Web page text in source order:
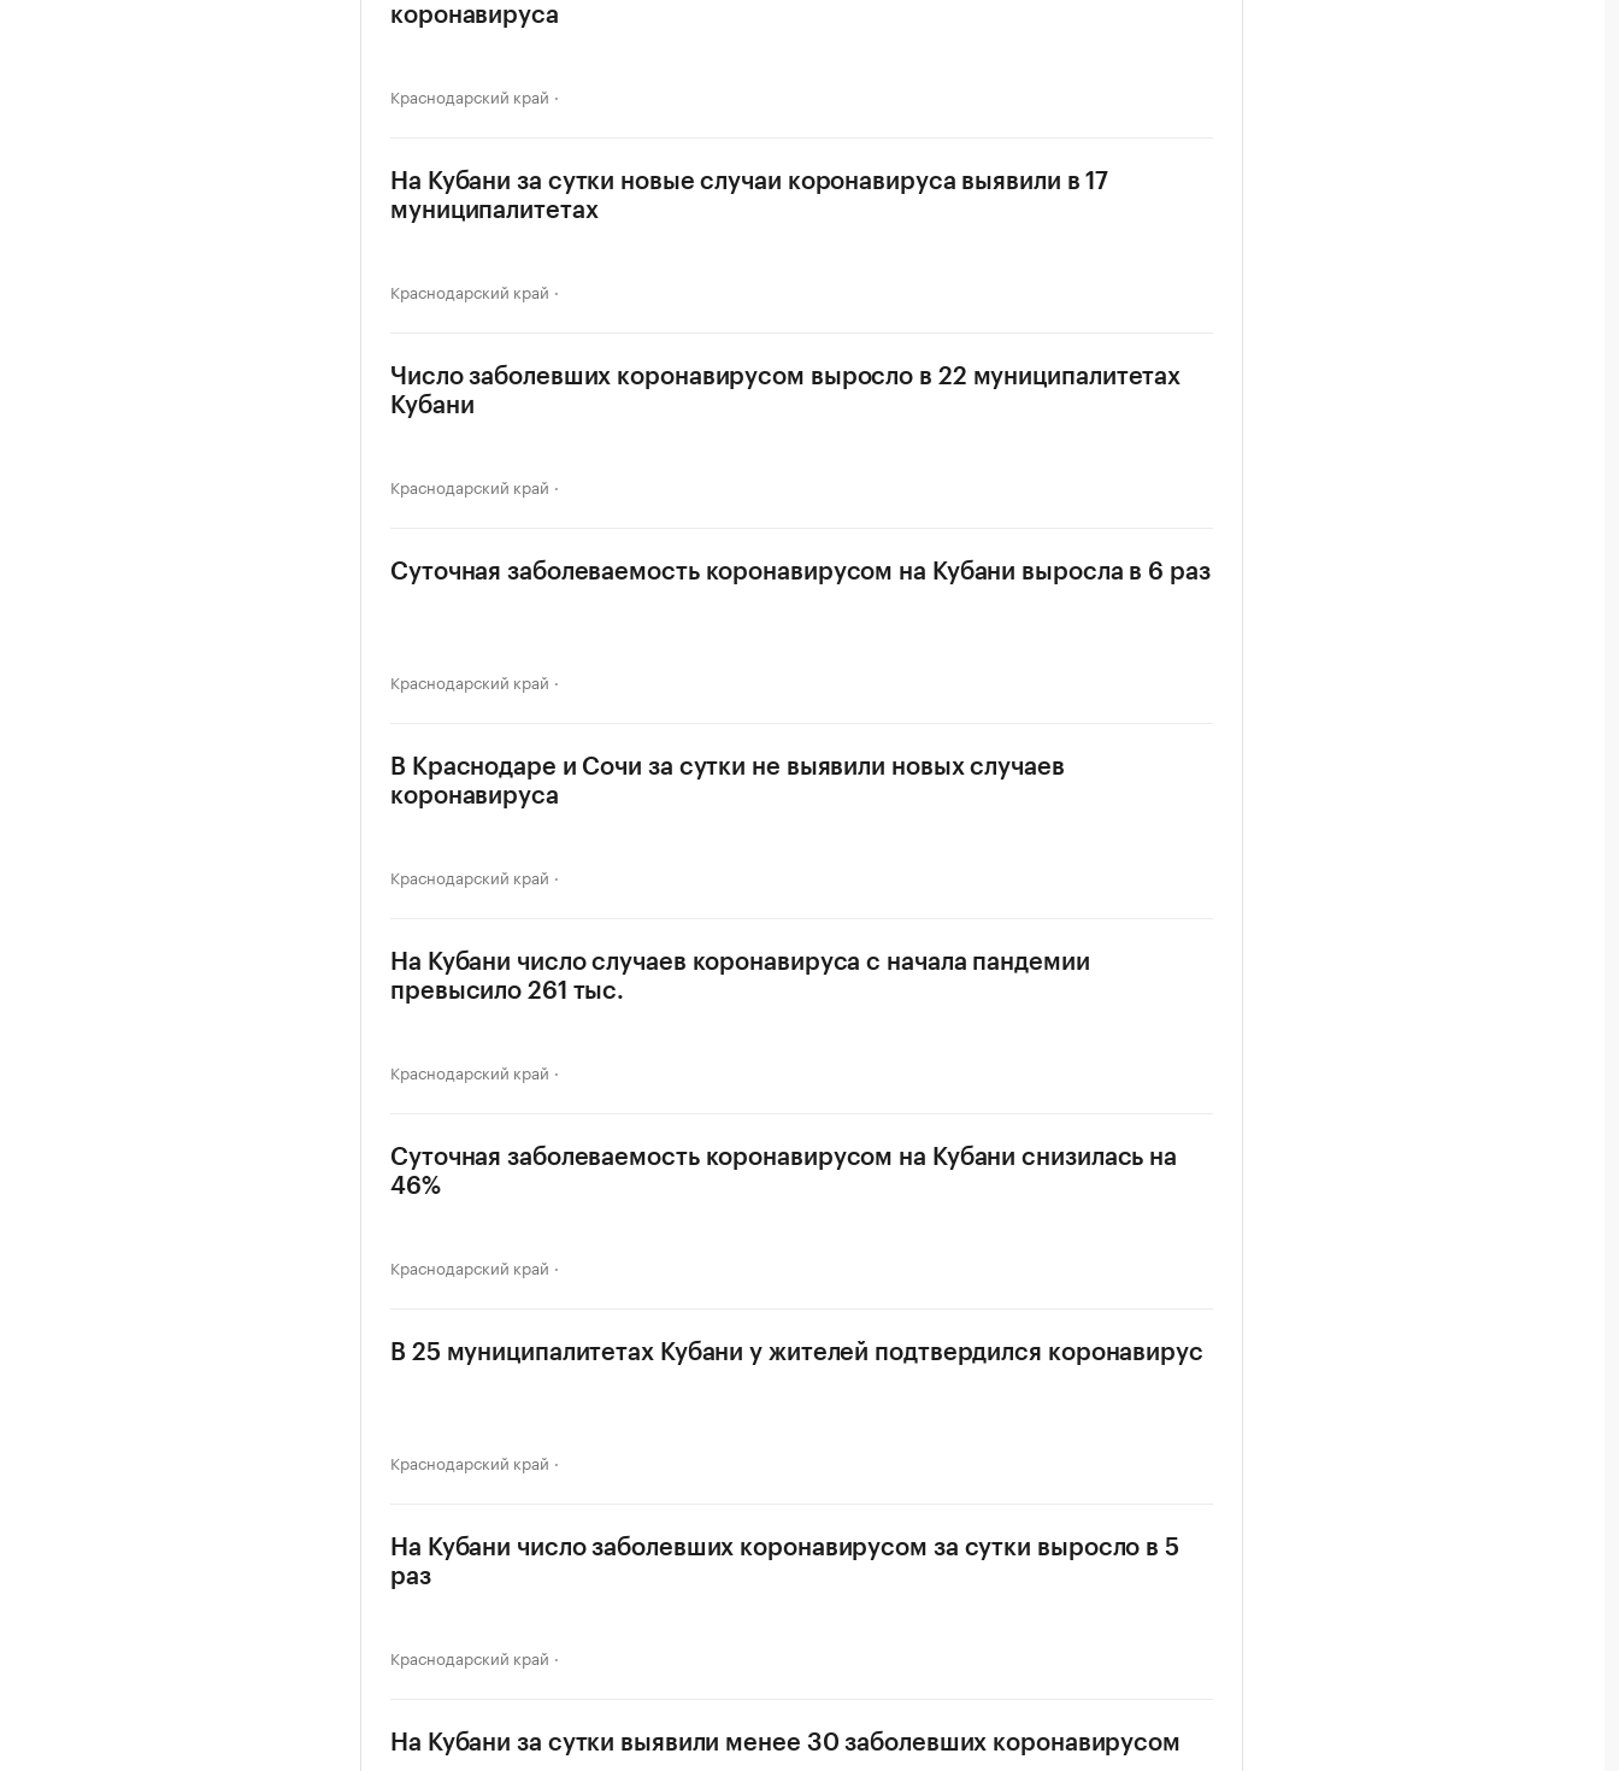
коронавируса
Краснодарский край
На Кубани за сутки новые случаи коронавируса выявили в 17
муниципалитетах
Краснодарский край
Число заболевших коронавирусом выросло в 22 муниципалитетах
Кубани
Краснодарский край
Суточная заболеваемость коронавирусом на Кубани выросла в 6 раз
Краснодарский край
В Краснодаре и Сочи за сутки не выявили новых случаев
коронавируса
Краснодарский край
На Кубани число случаев коронавируса с начала пандемии
превысило 261 тыс.
Краснодарский край
Суточная заболеваемость коронавирусом на Кубани снизилась на
46%
Краснодарский край
В 25 муниципалитетах Кубани у жителей подтвердился коронавирус
Краснодарский край
На Кубани число заболевших коронавирусом за сутки выросло в 5
раз
Краснодарский край
На Кубани за сутки выявили менее 30 заболевших коронавирусом